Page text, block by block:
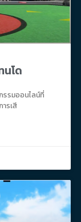
นโด
รรมออนไลน์ที่
รเสี